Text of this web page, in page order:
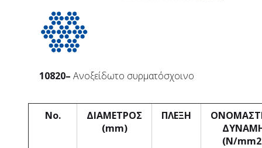
10820– Ανοξείδωτο συρματόσχοινο
No.
ΔΙΑΜΕΤΡΟΣ
(mm)
ΠΛΕΞΗ
(N/